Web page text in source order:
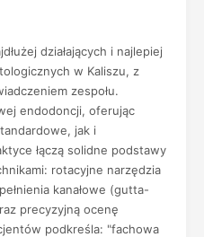
działających i najlepiej
w Kaliszu, z
zespołu.
endodoncji, oferując
jak i
łączą solidne podstawy
rotacyjne narzędzia
kanałowe (gutta-
precyzyjną ocenę
podkreśla: "fachowa